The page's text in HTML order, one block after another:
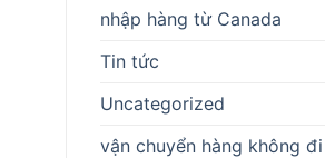
nhập hàng từ Canada
Tin tức
Uncategorized
vận chuyển hàng không đi